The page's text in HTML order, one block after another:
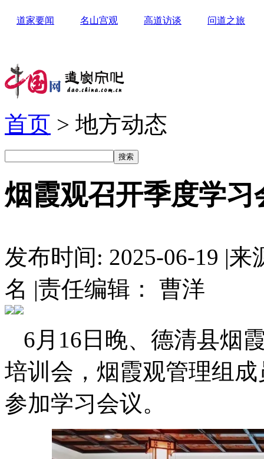
道家要闻 名山宫观 高道访谈 问道之旅
首页 > 地方动态
烟霞观召开季度学
发布时间: 2025-06-19 |来
名 |责任编辑： 曹洋
6月16日晚、德清县烟
培训会，烟霞观管理组
参加学习会议。